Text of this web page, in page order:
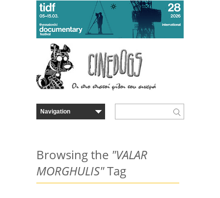
Browsing the "VALAR
MORGHULIS"Tag